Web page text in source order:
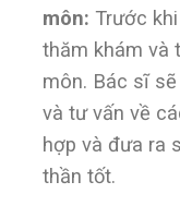
môn: Trước
thăm khám và
môn. Bác sĩ
và tư vấn về
hợp và đưa ra
thần tốt.